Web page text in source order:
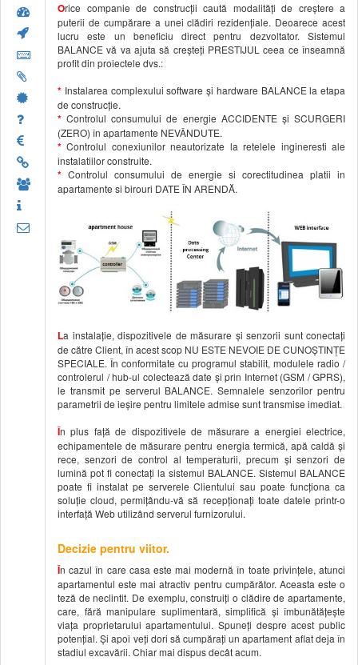
Orice companie de construcții caută modalități de creștere a
puterii de cumpărare a unei clădiri rezidențiale. Deoarece acest
lucru este un beneficiu direct pentru dezvoltator. Sistemul
BALANCE vă va ajuta să creșteți PRESTIJUL ceea ce înseamnă
profit din proiectele dvs.:
* Instalarea complexului software și hardware BALANCE la etapa
de construcție.
* Controlul consumului de energie ACCIDENTE și SCURGERI
(ZERO) în apartamente NEVÂNDUTE.
* Controlul conexiunilor neautorizate la retelele ingineresti ale
instalatiilor construite.
* Controlul consumului de energie si corectitudinea platii in
apartamente si birouri DATE ÎN ARENDĂ.
La instalație, dispozitivele de măsurare și senzorii sunt conectați
de către Client, în acest scop NU ESTE NEVOIE DE CUNOȘTINȚE
SPECIALE. În conformitate cu programul stabilit, modulele radio /
controlerul / hub-ul colectează date și prin Internet (GSM / GPRS),
le transmit pe serverul BALANCE. Semnalele senzorilor pentru
parametrii de ieșire pentru limitele admise sunt transmise imediat.
În plus față de dispozitivele de măsurare a energiei electrice,
echipamentele de măsurare pentru energia termică, apă caldă și
rece, senzori de control al temperaturii, precum și senzori de
lumină pot fi conectați la sistemul BALANCE. Sistemul BALANCE
poate fi instalat pe serverele Clientului sau poate funcționa ca
soluție cloud, permițându-vă să recepționați toate datele printr-o
interfață Web utilizând serverul furnizorului.
Decizie pentru viitor.
În cazul în care casa este mai modernă în toate privințele, atunci
apartamentul este mai atractiv pentru cumpărător. Aceasta este o
teză de neclintit. De exemplu, construiți o clădire de apartamente,
care, fără manipulare suplimentară, simplifică și îmbunătățește
viața proprietarului apartamentului. Spuneți despre acest public
potențial. Și apoi veți dori să cumpărați un apartament aflat deja în
stadiul excavării. Chiar mai dispus decât acum.